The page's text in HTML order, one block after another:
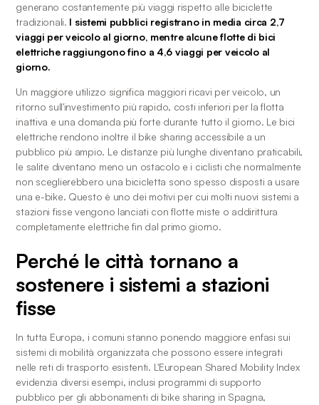
generano costantemente più viaggi rispetto alle biciclette
tradizionali. I sistemi pubblici registrano in media circa 2,7
viaggi per veicolo al giorno, mentre alcune flotte di bici
elettriche raggiungono fino a 4,6 viaggi per veicolo al
giorno.
Un maggiore utilizzo significa maggiori ricavi per veicolo, un
ritorno sull'investimento più rapido, costi inferiori per la flotta
inattiva e una domanda più forte durante tutto il giorno. Le bici
elettriche rendono inoltre il bike sharing accessibile a un
pubblico più ampio. Le distanze più lunghe diventano praticabili,
le salite diventano meno un ostacolo e i ciclisti che normalmente
non sceglierebbero una bicicletta sono spesso disposti a usare
una e-bike. Questo è uno dei motivi per cui molti nuovi sistemi a
stazioni fisse vengono lanciati con flotte miste o addirittura
completamente elettriche fin dal primo giorno.
Perché le città tornano a
sostenere i sistemi a stazioni
fisse
In tutta Europa, i comuni stanno ponendo maggiore enfasi sui
sistemi di mobilità organizzata che possono essere integrati
nelle reti di trasporto esistenti. L'European Shared Mobility Index
evidenzia diversi esempi, inclusi programmi di supporto
pubblico per gli abbonamenti di bike sharing in Spagna,